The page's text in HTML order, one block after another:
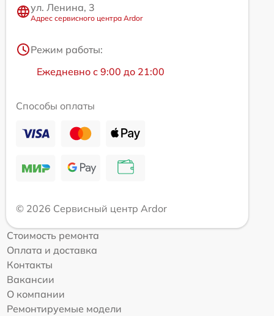
ул. Ленина, 3
Адрес сервисного центра Ardor
Режим работы:
Ежедневно с 9:00 до 21:00
Способы оплаты
© 2026 Сервисный центр Ardor
Стоимость ремонта
Оплата и доставка
Контакты
Вакансии
О компании
Ремонтируемые модели